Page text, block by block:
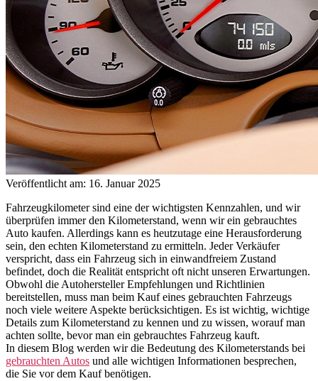
Veröffentlicht am: 16. Januar 2025
Fahrzeugkilometer sind eine der wichtigsten Kennzahlen, und wir
überprüfen immer den Kilometerstand, wenn wir ein gebrauchtes
Auto kaufen. Allerdings kann es heutzutage eine Herausforderung
sein, den echten Kilometerstand zu ermitteln. Jeder Verkäufer
verspricht, dass ein Fahrzeug sich in einwandfreiem Zustand
befindet, doch die Realität entspricht oft nicht unseren Erwartungen.
Obwohl die Autohersteller Empfehlungen und Richtlinien
bereitstellen, muss man beim Kauf eines gebrauchten Fahrzeugs
noch viele weitere Aspekte berücksichtigen. Es ist wichtig, wichtige
Details zum Kilometerstand zu kennen und zu wissen, worauf man
achten sollte, bevor man ein gebrauchtes Fahrzeug kauft.
In diesem Blog werden wir die Bedeutung des Kilometerstands bei
gebrauchten Autos und alle wichtigen Informationen besprechen,
die Sie vor dem Kauf benötigen.